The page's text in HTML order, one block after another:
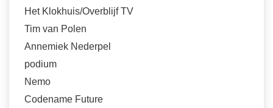
Het Klokhuis/Overblijf TV
Tim van Polen
Annemiek Nederpel
podium
Nemo
Codename Future